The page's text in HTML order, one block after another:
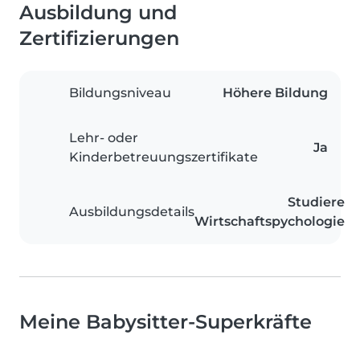
Ausbildung und
Zertifizierungen
Bildungsniveau Höhere Bildung
Lehr- oder
Kinderbetreuungszertifikate
Ja
Ausbildungsdetails
Studiere
Wirtschaftspychologie
Meine Babysitter-Superkräfte